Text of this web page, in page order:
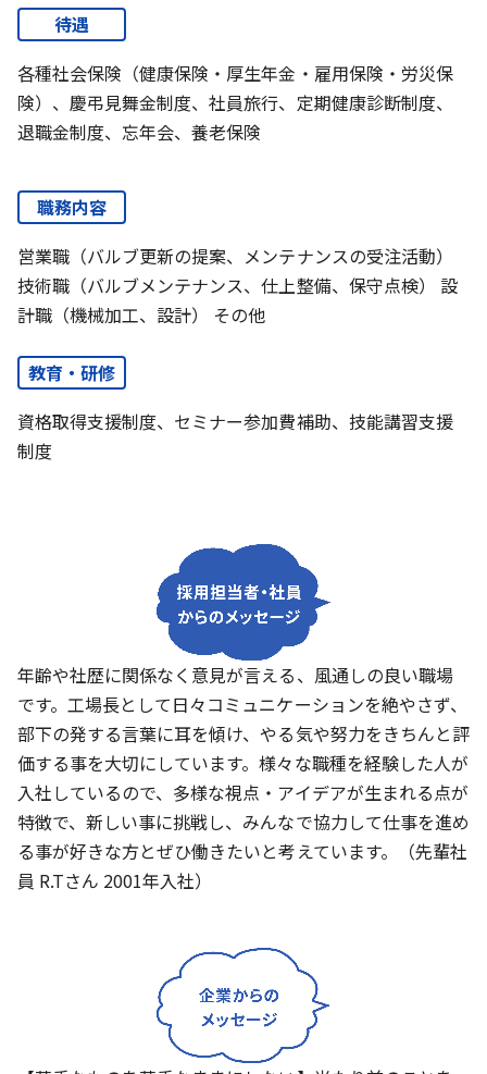
待遇
各種社会保険（健康保険・厚生年金・雇用保険・労災保
険）、慶弔見舞金制度、社員旅行、定期健康診断制度、
退職金制度、忘年会、養老保険
職務内容
営業職（バルブ更新の提案、メンテナンスの受注活動）
技術職（バルブメンテナンス、仕上整備、保守点検） 設
計職（機械加工、設計） その他
教育・研修
資格取得支援制度、セミナー参加費補助、技能講習支援
制度
年齢や社歴に関係なく意見が言える、風通しの良い職場
です。工場長として日々コミュニケーションを絶やさず、
部下の発する言葉に耳を傾け、やる気や努力をきちんと評
価する事を大切にしています。様々な職種を経験した人が
入社しているので、多様な視点・アイデアが生まれる点が
特徴で、新しい事に挑戦し、みんなで協力して仕事を進め
る事が好きな方とぜひ働きたいと考えています。（先輩社
員 R.Tさん 2001年入社）